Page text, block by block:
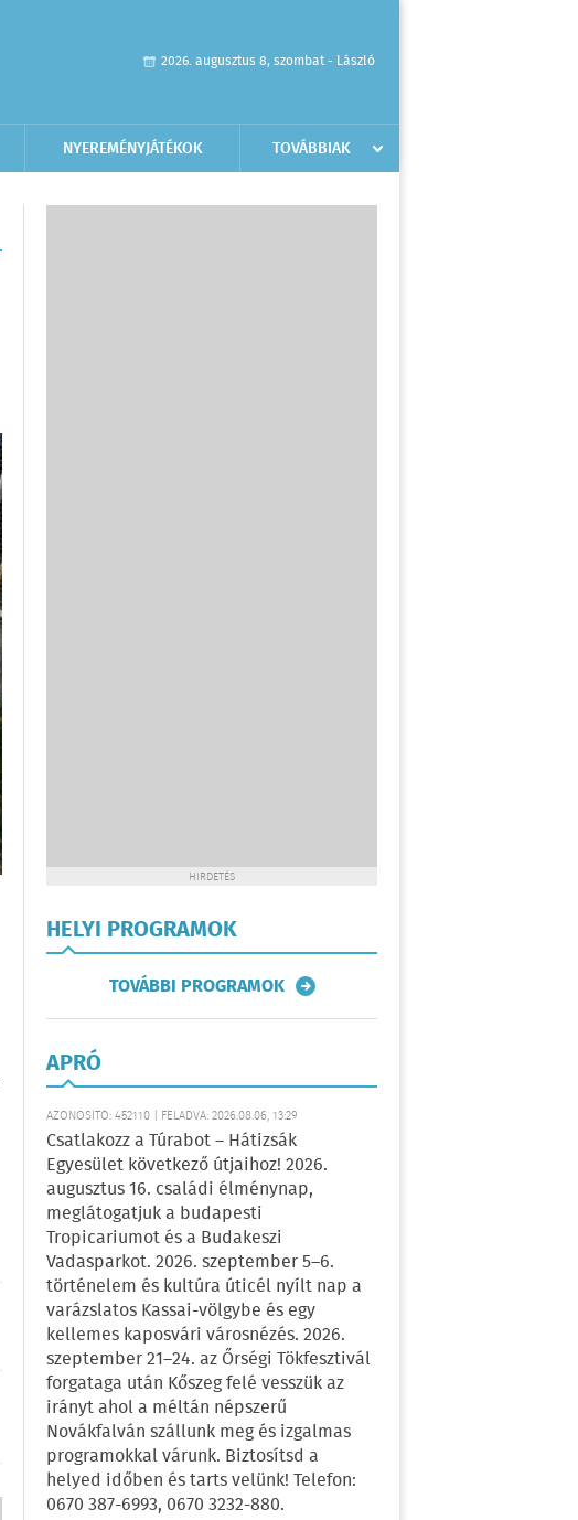
2026. augusztus 8, szombat - László
NYEREMÉNYJÁTÉKOK TOVÁBBIAK
HIRDETÉS
HELYI PROGRAMOK
TOVÁBBI PROGRAMOK
APRÓ
AZONOSÍTÓ: 452110 | FELADVA: 2026.08.06, 13:29
Csatlakozz a Túrabot – Hátizsák
Egyesület következő útjaihoz! 2026.
augusztus 16. családi élménynap,
meglátogatjuk a budapesti
Tropicariumot és a Budakeszi
Vadasparkot. 2026. szeptember 5–6.
történelem és kultúra úticél nyílt nap a
varázslatos Kassai-völgybe és egy
kellemes kaposvári városnézés. 2026.
szeptember 21–24. az Őrségi Tökfesztivál
forgataga után Kőszeg felé vesszük az
irányt ahol a méltán népszerű
Novákfalván szállunk meg és izgalmas
programokkal várunk. Biztosítsd a
helyed időben és tarts velünk! Telefon:
0670 387-6993, 0670 3232-880.